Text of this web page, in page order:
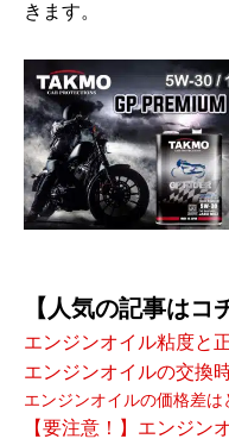
きます。
【人気の記事はコ
エンジンオイル粘度と
エンジンオイルの交換
エンジンオイルの価格差は
【要注意！】エンジン